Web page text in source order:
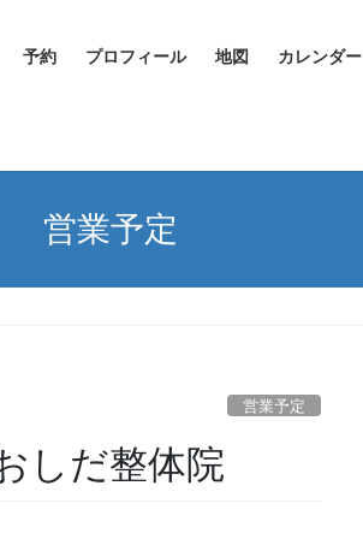
予約 プロフィール 地図 カレンダー
営業予定
営業予定
しだ整体院